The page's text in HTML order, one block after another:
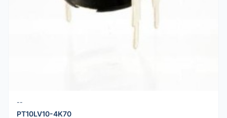
--
PT10LV10-4K70